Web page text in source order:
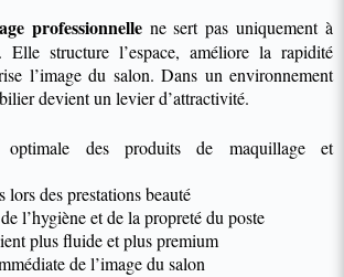
professionnellene sert pas uniquement à
Elle structure l’espace, améliore la rapidité
l’image du salon. Dans un environnement
devient un levier d’attractivité.
optimale des produits de maquillage et
lors des prestations beauté
l’hygiène et de la propreté du poste
plus fluide et plus premium
de l’image du salon